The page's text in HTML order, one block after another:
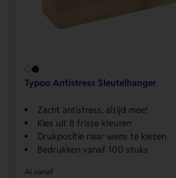
Typoo Antistress Sleutelhanger
Zacht antistress, altijd mee!
Kies uit 8 frisse kleuren
Drukpositie naar wens te kiezen
Bedrukken vanaf 100 stuks
Al vanaf